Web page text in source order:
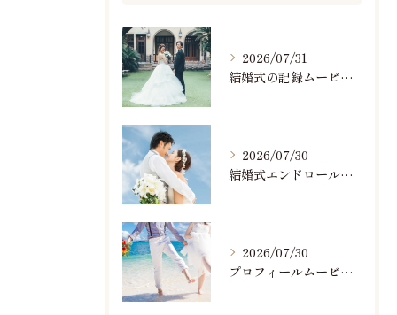
2026/07/31
結婚式の記録ムービーの映像撮影スタッフを募集中です
2026/07/30
結婚式エンドロールで人気のおすすめBGM楽曲ランキング！(7/29最新)
2026/07/30
プロフィールムービーで人気おすすめのBGM楽曲ランキング！(7/29最新)